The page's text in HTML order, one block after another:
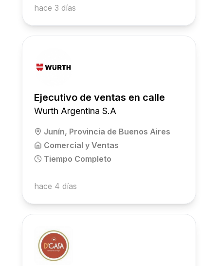
hace 3 días
Ejecutivo de ventas en calle
Wurth Argentina S.A
Junín, Provincia de Buenos Aires
Comercial y Ventas
Tiempo Completo
hace 4 días